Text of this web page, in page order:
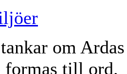
om Ardas
formas till ord.